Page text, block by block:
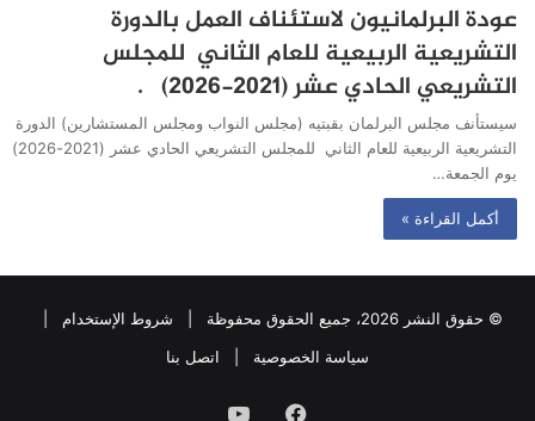
عودة البرلمانيون لاستئناف العمل بالدورة
التشريعية الربيعية للعام الثاني للمجلس
التشريعي الحادي عشر (2021-2026) .
سيستأنف مجلس البرلمان بقبتيه (مجلس النواب ومجلس المستشارين) الدورة
التشريعية الربيعية للعام الثاني للمجلس التشريعي الحادي عشر (2021-2026)
يوم الجمعة…
أكمل القراءة »
© حقوق النشر 2026، جميع الحقوق محفوظة | شروط الإستخدام
سياسة الخصوصية
اتصل بنا
فيسبوكيوتيوب